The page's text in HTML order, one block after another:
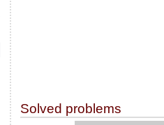
Solved problems